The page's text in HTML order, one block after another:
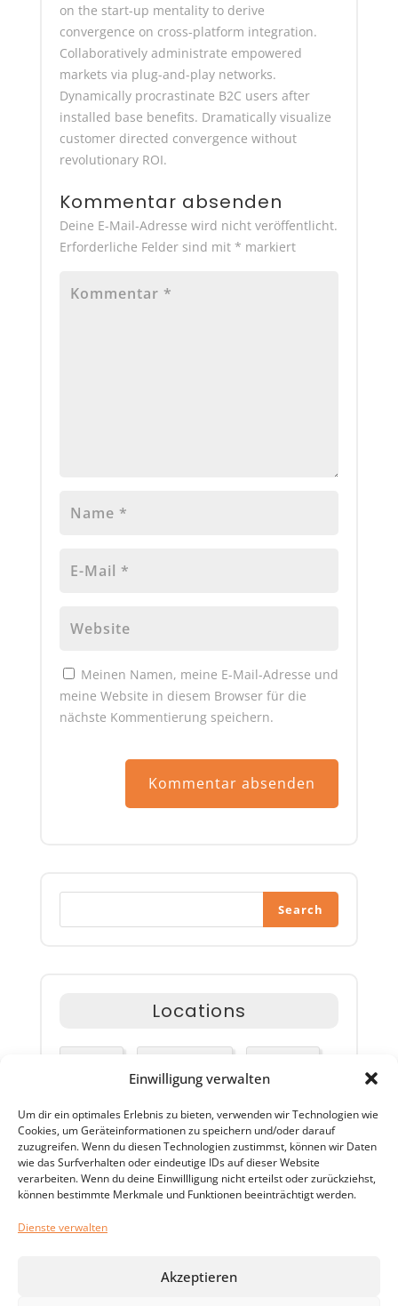
Einwilligung verwalten
Um dir ein optimales Erlebnis zu bieten, verwenden wir Technologien wie
Cookies, um Geräteinformationen zu speichern und/oder darauf
zuzugreifen. Wenn du diesen Technologien zustimmst, können wir Daten
wie das Surfverhalten oder eindeutige IDs auf dieser Website
verarbeiten. Wenn du deine Einwillligung nicht erteilst oder zurückziehst,
können bestimmte Merkmale und Funktionen beeinträchtigt werden.
Dienste verwalten
Akzeptieren
on the start-up mentality to derive
convergence on cross-platform integration.
Collaboratively administrate empowered
markets via plug-and-play networks.
Dynamically procrastinate B2C users after
installed base benefits. Dramatically visualize
customer directed convergence without
revolutionary ROI.
Kommentar absenden
Deine E-Mail-Adresse wird nicht veröffentlicht.
Erforderliche Felder sind mit * markiert
Meinen Namen, meine E-Mail-Adresse und
meine Website in diesem Browser für die
nächste Kommentierung speichern.
e
e
Search
Locations
Special Offer Travel Advisor
Happy Travel